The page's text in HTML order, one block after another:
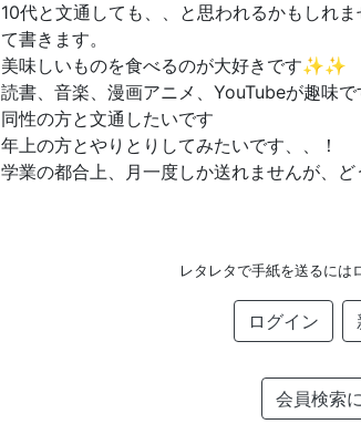
10代と文通しても、、と思われるかもしれ
て書きます。
美味しいものを食べるのが大好きです✨✨
読書、音楽、漫画アニメ、YouTubeが趣味で
同性の方と文通したいです
年上の方とやりとりしてみたいです、、！
学業の都合上、月一度しか送れませんが、ど
レタレタで手紙を送るには
ログイン
会員検索